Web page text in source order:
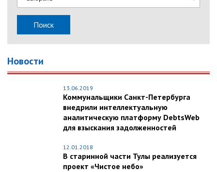
Поиск
Новости
13.06.2019
Коммунальщики Санкт-Петербурга
внедрили интеллектуальную
аналитическую платформу DebtsWeb
для взыскания задолженностей
12.01.2018
В старинной части Тулы реализуется
проект «Чистое небо»